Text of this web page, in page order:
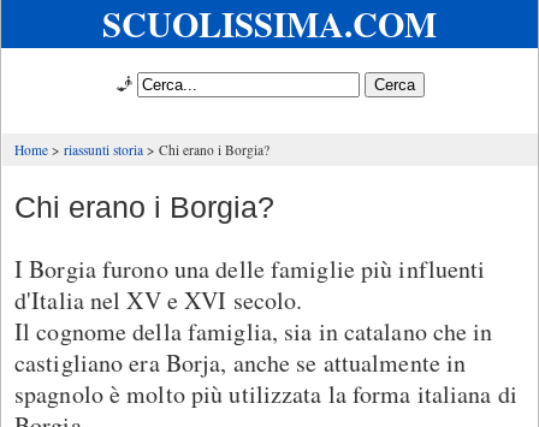
SCUOLISSIMA.COM
🧞
Home riassunti storia Chi erano i Borgia?
Chi erano i Borgia?
I Borgia furono una delle famiglie più influenti
d'Italia nel XV e XVI secolo.
Il cognome della famiglia, sia in catalano che in
castigliano era Borja, anche se attualmente in
spagnolo è molto più utilizzata la forma italiana di